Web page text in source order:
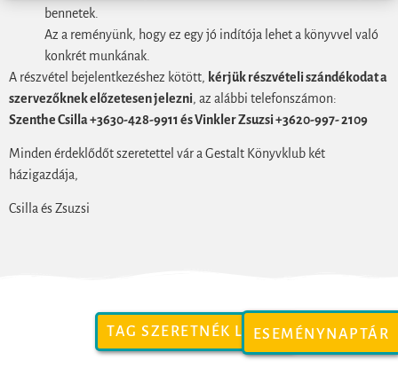
ESEMÉNYNAPTÁR
bennetek.
Az a reményünk, hogy ez egy jó indítója lehet a könyvvel való
konkrét munkának.
A részvétel bejelentkezéshez kötött, kérjük részvételi szándékodat a
szervezőknek előzetesen jelezni, az alábbi telefonszámon:
Szenthe Csilla +3630-428-9911 és Vinkler Zsuzsi +3620-997- 2109
Minden érdeklődőt szeretettel vár a Gestalt Könyvklub két
házigazdája,
Csilla és Zsuzsi
TAG SZERETNÉK LENNI